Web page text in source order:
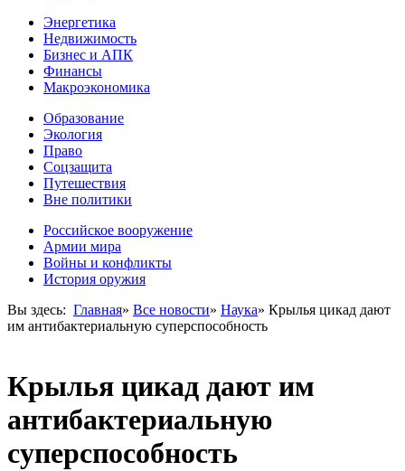
Энергетика
Недвижимость
Бизнес и АПК
Финансы
Макроэкономика
Образование
Экология
Право
Соцзащита
Путешествия
Вне политики
Российское вооружение
Армии мира
Войны и конфликты
История оружия
Вы здесь: Главная» Все новости» Наука» Крылья цикад дают
им антибактериальную суперспособность
Крылья цикад дают им
антибактериальную
суперспособность